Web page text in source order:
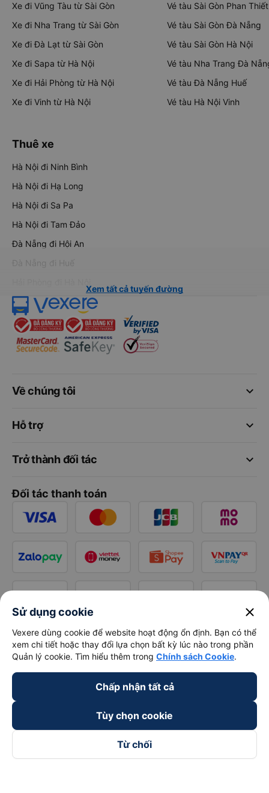
Xe đi Vũng Tàu từ Sài Gòn
Xe đi Nha Trang từ Sài Gòn
Xe đi Đà Lạt từ Sài Gòn
Xe đi Sapa từ Hà Nội
Xe đi Hải Phòng từ Hà Nội
Xe đi Vinh từ Hà Nội
Vé tàu Sài Gòn Phan Thiết
Vé tàu Sài Gòn Đà Nẵng
Vé tàu Sài Gòn Hà Nội
Vé tàu Nha Trang Đà
Vé tàu Đà Nẵng Huế
Vé tàu Hà Nội Vinh
Thuê xe
Hà Nội đi Ninh Bình
Hà Nội đi Hạ Long
Hà Nội đi Sa Pa
Hà Nội đi Tam Đảo
Đà Nẵng đi Hội An
Đà Nẵng đi Huế
Xem tất cả tuyến đường
keyboard_arrow_down
Về chúng tôi
keyboard_arrow_down
Hỗ trợ
keyboard_arrow_down
Trở thành đối tác
Đối tác thanh toán
Sử dụng cookie close
Vexere dùng cookie để website hoạt động ổn định. Bạn có thể
xem chi tiết hoặc thay đổi lựa chọn bất kỳ lúc nào trong phần
Quản lý cookie. Tìm hiểu thêm trong Chính sách Cookie.
Chấp nhận tất cả
Tùy chọn cookie
Từ chối